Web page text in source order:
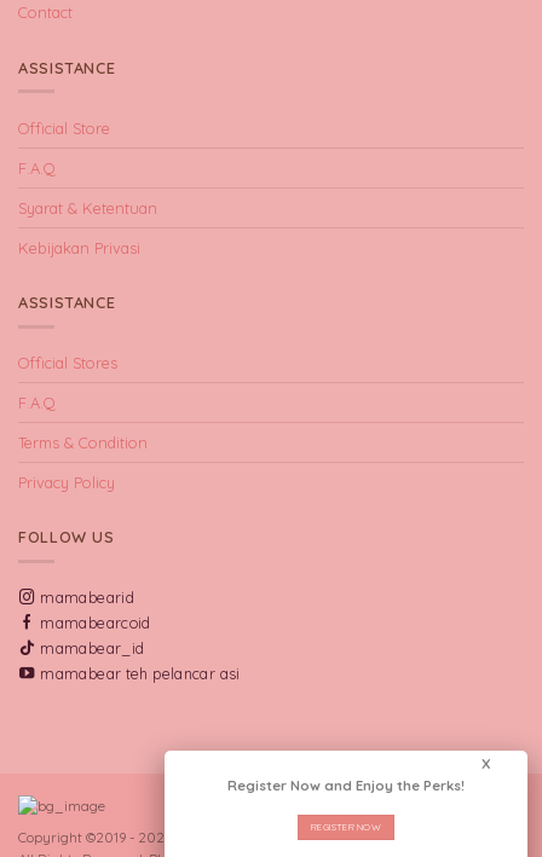
Contact
ASSISTANCE
Official Store
F.A.Q
Syarat & Ketentuan
Kebijakan Privasi
ASSISTANCE
Official Stores
F.A.Q
Terms & Condition
Privacy Policy
FOLLOW US
mamabearid
mamabearcoid
mamabear_id
mamabear teh pelancar asi
Copyright ©2019 - 2026 CV Manna Indo Lakta.
X
Register Now and Enjoy the Perks!
REGISTER NOW